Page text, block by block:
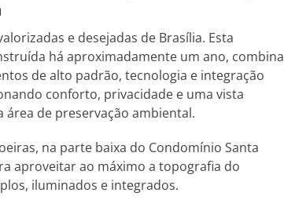
e desejadas de Brasília. Esta
há aproximadamente um ano, combina
de alto padrão, tecnologia e integração
conforto, privacidade e uma vista
de preservação ambiental.
na parte baixa do Condomínio Santa
aproveitar ao máximo a topografia do
iluminados e integrados.